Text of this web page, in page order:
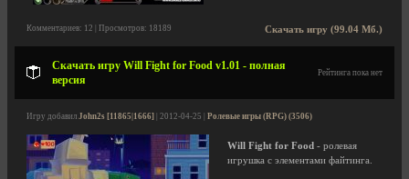
Скачать игру (99.04 Мб.)
Комментариев: 12 | Просмотров: 18189
Скачать игру Will Fight for Food v1.01 - полная
версия
Рейтинга пока нет
Игру добавил John2s [11865|1666] | 2012-04-25 | Ролевые игры (RPG) (3506)
Will Fight for Food - ролевая
игрушка с элементами файтинга.